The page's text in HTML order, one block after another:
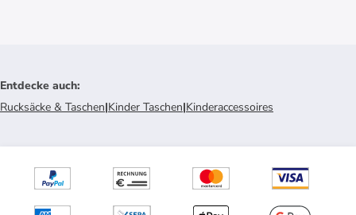
Entdecke auch:
Rucksäcke & Taschen|Kinder Taschen|Kinderaccessoires